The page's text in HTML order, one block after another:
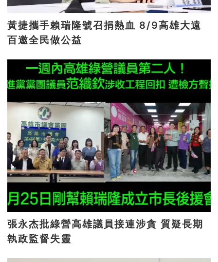
黃捷攜手賴瑞隆號召捐熱血 8/9高雄大遠
百邀全民做公益
張永杰批綠營高雄議員接連涉貪 質疑長期
執政監督失靈